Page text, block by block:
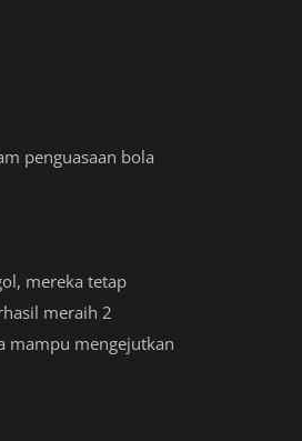
penguasaan bola
mereka tetap
meraih 2
mampu mengejutkan